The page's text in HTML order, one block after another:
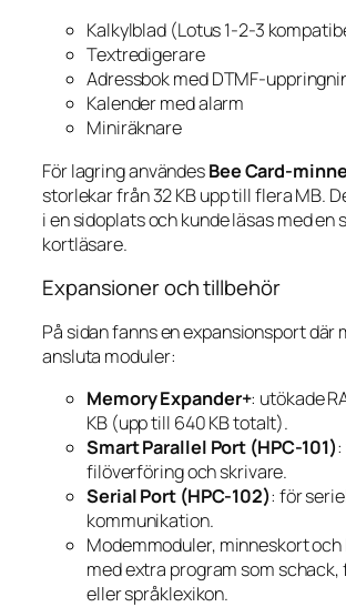
Kalkylblad (Lotus 1-2-3
Textredigerare
Adressbok med DTMF-
Kalender med alarm
Miniräknare
För lagring användesBee Card-
storlekar från 32 KB upp till flera MB.
i en sidoplats och kunde läsas med en
kortläsare.
Expansioner och tillbehör
På sidan fanns en expansionsport där
ansluta moduler:
Memory Expander+: utökade
KB (upp till 640 KB totalt).
Smart Parallel Port (HPC-101)
filöverföring och skrivare.
Serial Port (HPC-102): för
kommunikation.
Modemmoduler, minneskort
med extra program som
eller språklexikon.